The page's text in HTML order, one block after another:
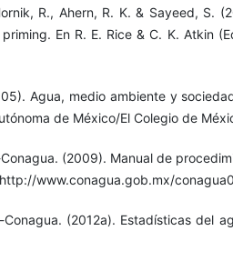
R., Ahern, R. K. & Sayeed, S.
En R. E. Rice & C. K. Atkin
Agua, medio ambiente y
de México/El Colegio de
(2009). Manual de
www.conagua.gob.mx/
(2012a). Estadísticas del